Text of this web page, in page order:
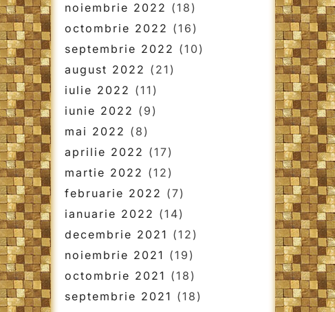
noiembrie 2022 (18)
octombrie 2022 (16)
septembrie 2022 (10)
august 2022 (21)
iulie 2022 (11)
iunie 2022 (9)
mai 2022 (8)
aprilie 2022 (17)
martie 2022 (12)
februarie 2022 (7)
ianuarie 2022 (14)
decembrie 2021 (12)
noiembrie 2021 (19)
octombrie 2021 (18)
septembrie 2021 (18)